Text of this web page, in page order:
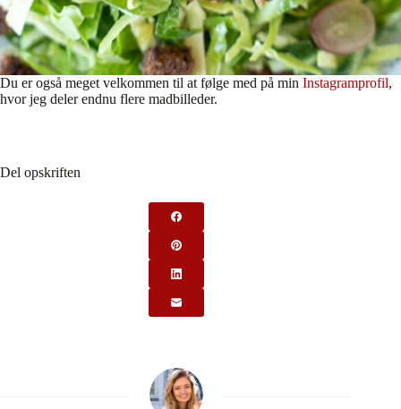
Du er også meget velkommen til at følge med på min Instagramprofil,
hvor jeg deler endnu flere madbilleder.
Del opskriften